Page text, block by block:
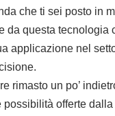
che ti sei posto in
da questa tecnologia
applicazione nel
rimasto un po’
offerte